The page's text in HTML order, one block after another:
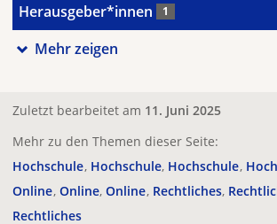
Herausgeber*innen 1
Mehr zeigen
Zuletzt bearbeitet am 11. Juni 2025
Mehr zu den Themen dieser Seite:
Hochschule Hochschule Hochschule
Online Online Online Rechtliches
Rechtliches